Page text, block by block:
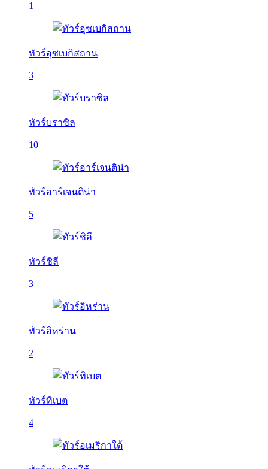
1
ทัวร์อุซเบกิสถาน
3
ทัวร์บราซิล
10
ทัวร์อาร์เจนติน่า
5
ทัวร์ชิลี
3
ทัวร์อิหร่าน
2
ทัวร์ทิเบต
4